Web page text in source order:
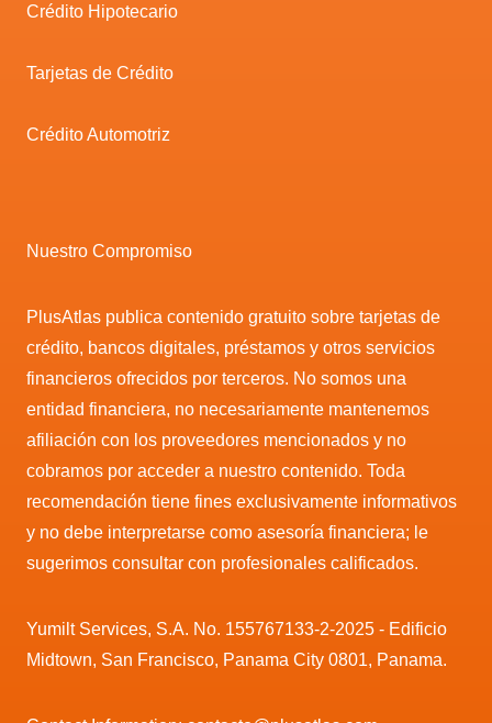
Crédito Hipotecario
Tarjetas de Crédito
Crédito Automotriz
Nuestro Compromiso
PlusAtlas publica contenido gratuito sobre tarjetas de
crédito, bancos digitales, préstamos y otros servicios
financieros ofrecidos por terceros. No somos una
entidad financiera, no necesariamente mantenemos
afiliación con los proveedores mencionados y no
cobramos por acceder a nuestro contenido. Toda
recomendación tiene fines exclusivamente informativos
y no debe interpretarse como asesoría financiera; le
sugerimos consultar con profesionales calificados.
Yumilt Services, S.A. No. 155767133-2-2025 - Edificio
Midtown, San Francisco, Panama City 0801, Panama.